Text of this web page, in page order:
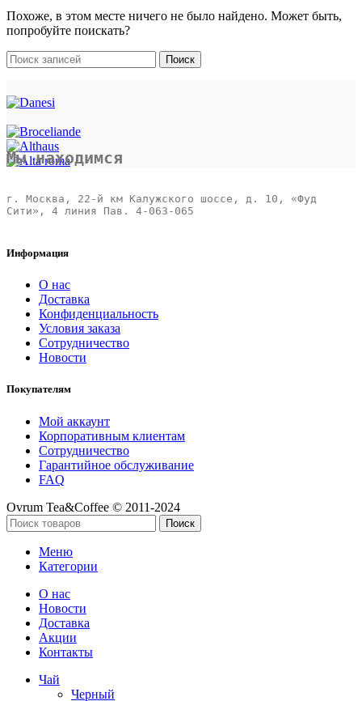
Похоже, в этом месте ничего не было найдено. Может быть,
попробуйте поискать?
Поиск
Мы находимся
г. Москва, 22-й км Калужского шоссе, д. 10, «Фуд
Сити», 4 линия Пав. 4-063-065
Информация
О нас
Доставка
Конфиденциальность
Условия заказа
Сотрудничество
Новости
Покупателям
Мой аккаунт
Корпоративным клиентам
Сотрудничество
Гарантийное обслуживание
FAQ
Ovrum Tea&Coffee © 2011-2024
Поиск
Меню
Категории
О нас
Новости
Доставка
Акции
Контакты
Чай
Черный